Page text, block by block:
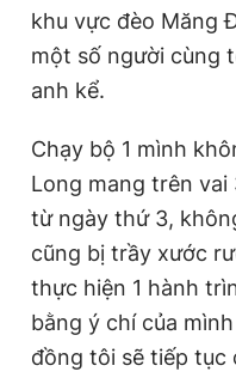
khu vực đèo Măng
một số người cùng
anh kể.
Chạy bộ 1 mình
Long mang trên
từ ngày thứ 3,
cũng bị trầy xước
thực hiện 1 hành
bằng ý chí của
đồng tôi sẽ tiếp tục